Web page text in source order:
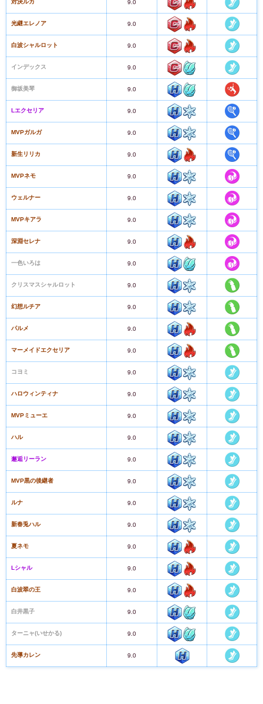
対決ルカ 9.0
光継エレノア 9.0
白波シャルロット 9.0
インデックス 9.0
御坂美琴 9.0
Lエクセリア 9.0
MVPガルガ 9.0
新生リリカ 9.0
MVPネモ 9.0
ウェルナー 9.0
MVPキアラ 9.0
深淵セレナ 9.0
一色いろは 9.0
クリスマスシャルロット 9.0
幻想ルチア 9.0
パルメ 9.0
マーメイドエクセリア 9.0
コヨミ 9.0
ハロウィンティナ 9.0
MVPミューエ 9.0
ハル 9.0
邂逅リーラン 9.0
MVP黒の後継者 9.0
ルナ 9.0
新春兎ハル 9.0
夏ネモ 9.0
Lシャル 9.0
白波翠の王 9.0
白井黒子 9.0
ターニャ(いせかる) 9.0
先導カレン 9.0